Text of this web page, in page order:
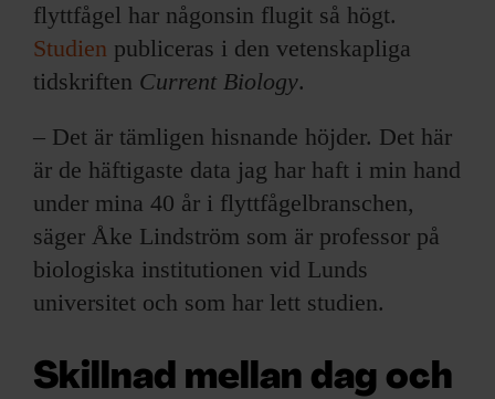
flyttfågel har någonsin flugit så högt.
Studien publiceras i den vetenskapliga
tidskriften Current Biology.
– Det är tämligen hisnande höjder. Det här
är de häftigaste data jag har haft i min hand
under mina 40 år i flyttfågelbranschen,
säger Åke Lindström som är professor på
biologiska institutionen vid Lunds
universitet och som har lett studien.
Skillnad mellan dag och